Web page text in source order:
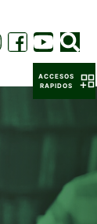
ACCESOS
RAPIDOS